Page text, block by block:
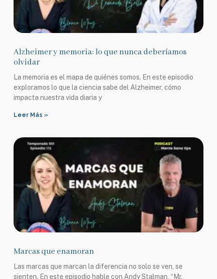
Alzheimer y memoria: lo que nunca deberíamos
olvidar
La memoria es el mapa de quiénes somos. En este episodio
exploramos lo que la ciencia sabe del Alzheimer, cómo
impacta nuestra vida diaria y
Leer Más »
Marcas que enamoran
Las marcas que marcan la diferencia no solo se ven, se
sienten. En este episodio hable con Andy Stalman, “Mr.